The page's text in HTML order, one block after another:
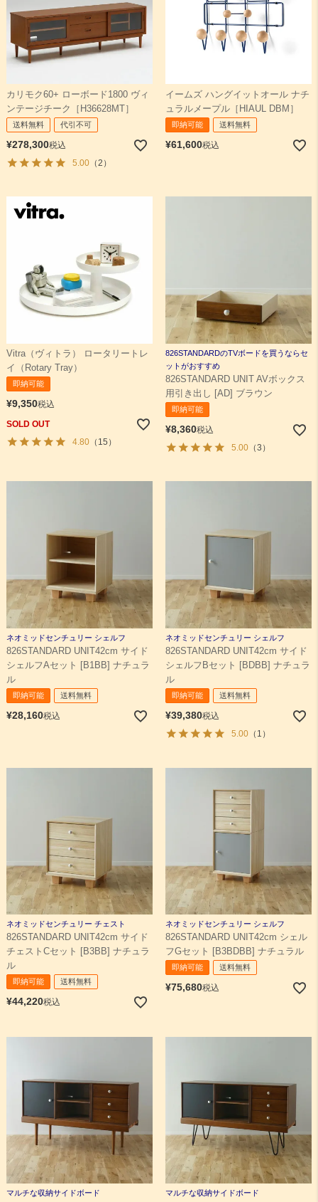
カリモク60+ ローボード1800 ヴィ
ンテージチーク［H36628MT］
送料無料 代引不可
¥278,300税込
5.00（2）
イームズ ハングイットオール ナチ
ュラルメープル［HIAUL DBM］
即納可能 送料無料
¥61,600税込
Vitra（ヴィトラ） ロータリートレ
イ（Rotary Tray）
即納可能
¥9,350税込
SOLD OUT
4.80（15）
826STANDARDのTVボードを買うならセ
ットがおすすめ
826STANDARD UNIT AVボックス
用引き出し [AD] ブラウン
即納可能
¥8,360税込
5.00（3）
ネオミッドセンチュリー シェルフ
826STANDARD UNIT42cm サイド
シェルフAセット [B1BB] ナチュラ
ル
即納可能 送料無料
¥28,160税込
ネオミッドセンチュリー シェルフ
826STANDARD UNIT42cm サイド
シェルフBセット [BDBB] ナチュラ
ル
即納可能 送料無料
¥39,380税込
5.00（1）
ネオミッドセンチュリー チェスト
826STANDARD UNIT42cm サイド
チェストCセット [B3BB] ナチュラ
ル
即納可能 送料無料
¥44,220税込
ネオミッドセンチュリー シェルフ
826STANDARD UNIT42cm シェル
フGセット [B3BDBB] ナチュラル
即納可能 送料無料
¥75,680税込
マルチな収納サイドボード マルチな収納サイドボード